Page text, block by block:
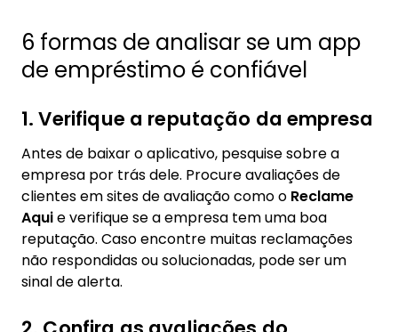
6 formas de analisar se um app
de empréstimo é confiável
1. Verifique a reputação da empresa
Antes de baixar o aplicativo, pesquise sobre a
empresa por trás dele. Procure avaliações de
clientes em sites de avaliação como o Reclame
Aquie verifique se a empresa tem uma boa
reputação. Caso encontre muitas reclamações
não respondidas ou solucionadas, pode ser um
sinal de alerta.